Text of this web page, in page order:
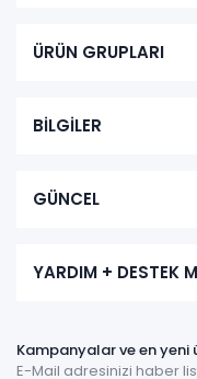
ÜRÜN GRUPLARI
BİLGİLER
GÜNCEL
YARDIM + DESTEK
Kampanyalar ve en yeni
E-Mail adresinizi haber